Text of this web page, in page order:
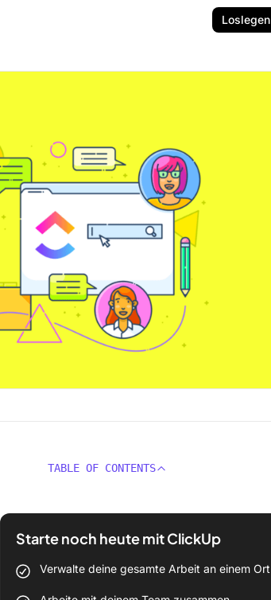
Loslegen
TABLE OF CONTENTS
Starte noch heute mit ClickUp
Verwalte deine gesamte Arbeit an einem Ort